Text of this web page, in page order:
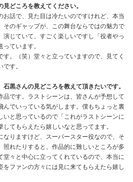
どころを教えてください。
お話で、見た目は冷たいのですけれど、本当
そのギャップが、この舞台ならではの魅力で
演じていて、すごく楽しいですし「役者やっ
ています。
。（笑）堂々と立っていますので、見てく
す。
黒さんの見どころを教えて頂きたいです。
品です。ラストシーンは、皆さんが予想して
んでいっている気がします。僕もちょっと裏
いと思っているので「これがラストシーンに
てもらえたら嬉しいなと思ってます。
なりますけど、スーパースター役なので、そ
照れたりすると、作品的に難しいところが多
堂々と中心に立ってくれているので、本当に
をファンの方々には見に来てもらえたら嬉し